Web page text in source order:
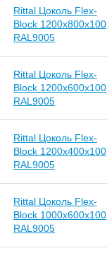
Rittal Цоколь Flex-
Block 1200x800x100
RAL9005
Rittal Цоколь Flex-
Block 1200x600x100
RAL9005
Rittal Цоколь Flex-
Block 1200x400x100
RAL9005
Rittal Цоколь Flex-
Block 1000x600x100
RAL9005